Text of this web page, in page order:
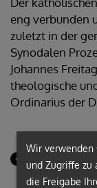
eng verbunden
zuletzt in der
Synodalen
Johannes
theologische
Ordinarius der
ZURÜCK
Wir verwenden
und Zugriffe zu
die Freigabe